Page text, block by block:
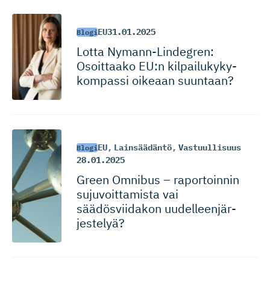
BlogiEU31.01.2025
Lotta Nymann-Lin­degren:
Osoittaako EU:n kilpailuky­ky­
kompassi oikeaan suuntaan?
BlogiEU, Lainsäädäntö, Vastuullisuus
28.01.2025
Green Omnibus – raportoinnin
sujuvoittamista vai
säädösviidakon uudelleen­jär­
jestelyä?